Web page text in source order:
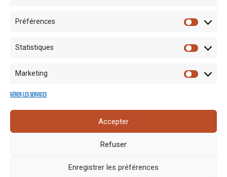
Préférences
Statistiques
Marketing
Gérer les services
Accepter
Refuser
Enregistrer les préférences